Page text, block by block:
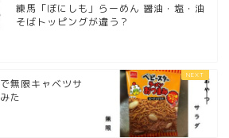
練馬「ぼにしも」らーめん 醤油・塩・油
そばトッピングが違う？
無限キャベツサ
た